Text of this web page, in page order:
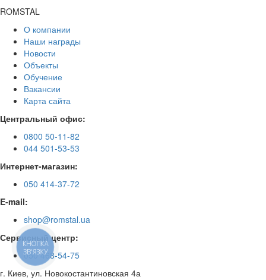
ROMSTAL
О компании
Наши награды
Новости
Объекты
Обучение
Вакансии
Карта сайта
Центральный офис:
0800 50-11-82
044 501-53-53
Интернет-магазин:
050 414-37-72
E-mail:
shop@romstal.ua
Сервисный центр:
050 468-54-75
г. Киев, ул. Новокостантиновская 4а
КНОПКА
ЗВ'ЯЗКУ